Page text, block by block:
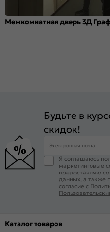
Межкомнатная дверь 3Д Граф
Будьте в
скидок!
Электронная почта
Я соглашаюсь
маркетинговые
предоставляю
данных, а также
согласие с
Каталог товаров